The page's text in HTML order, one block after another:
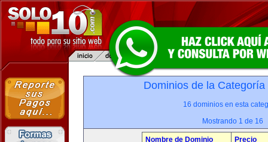
Dominios de la
16 dominios en esta
Mostrando 1 de 16
Nombre de Dominio
Precio